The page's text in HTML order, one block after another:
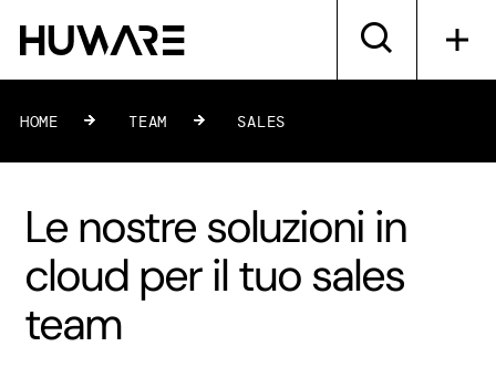
HOME » TEAM » SALES
Le nostre soluzioni in
cloud per il tuo sales
team